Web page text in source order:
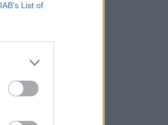
IAB’s List of